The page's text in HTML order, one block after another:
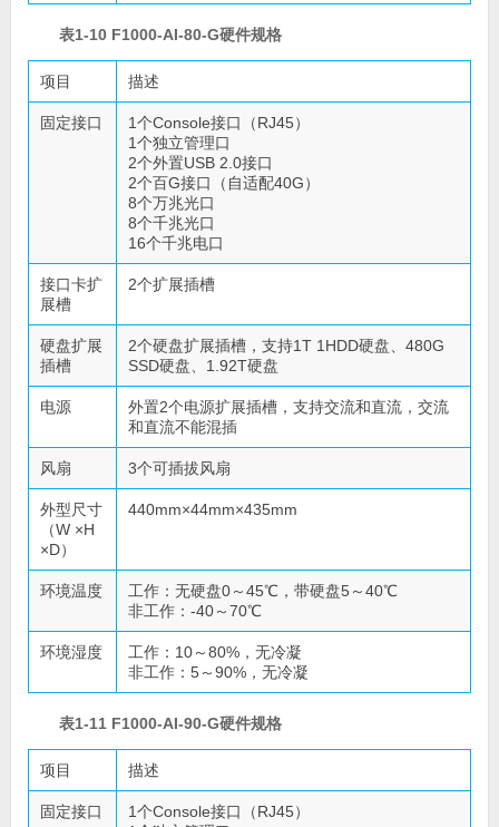
表1-10 F1000-AI-80-G硬件规格
项目 描述
固定接口
1个Console接口（RJ45）
1个独立管理口
2个外置USB 2.0接口
2个百G接口（自适配40G）
8个万兆光口
8个千兆光口
16个千兆电口
接口卡扩
展槽
2个扩展插槽
硬盘扩展
插槽
2个硬盘扩展插槽，支持1T 1HDD硬盘、480G
SSD硬盘、1.92T硬盘
电源
外置2个电源扩展插槽，支持交流和直流，交流
和直流不能混插
风扇 3个可插拔风扇
外型尺寸
（W ×H
×D）
440mm×44mm×435mm
环境温度
工作：无硬盘0～45℃，带硬盘5～40℃
非工作：-40～70℃
环境湿度
工作：10～80%，无冷凝
非工作：5～90%，无冷凝
表1-11 F1000-AI-90-G硬件规格
项目 描述
固定接口
1个Console接口（RJ45）